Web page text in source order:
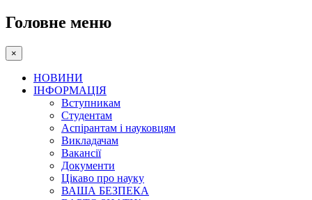
Головне меню
×
НОВИНИ
ІНФОРМАЦІЯ
Вступникам
Студентам
Аспірантам і науковцям
Викладачам
Вакансії
Документи
Цікаво про науку
ВАША БЕЗПЕКА